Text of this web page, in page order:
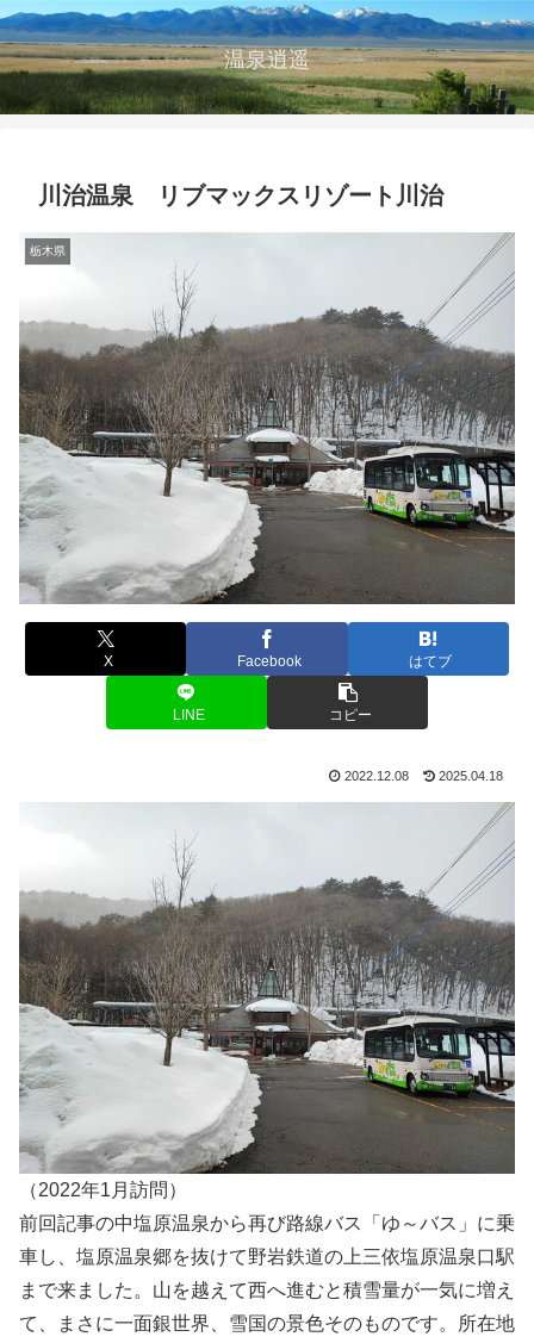
温泉逍遥
川治温泉 リブマックスリゾート川治
栃木県
X Facebook はてブ
LINE コピー
2022.12.08 2025.04.18
（2022年1月訪問）
前回記事の中塩原温泉から再び路線バス「ゆ～バス」に乗
車し、塩原温泉郷を抜けて野岩鉄道の上三依塩原温泉口駅
まで来ました。山を越えて西へ進むと積雪量が一気に増え
て、まさに一面銀世界、雪国の景色そのものです。所在地